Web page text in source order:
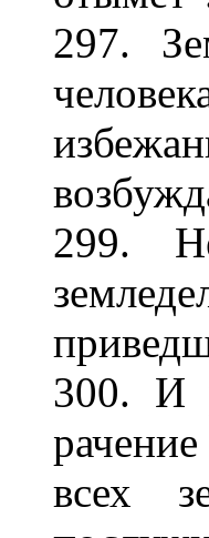
297.
299.
300. И
всех